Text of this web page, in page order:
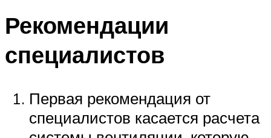
Рекомендации
специалистов
Первая рекомендация от
специалистов касается расчета